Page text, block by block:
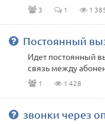
3 1 1
Постоянный
Идет постоянный
связь между
1 1 428
звонки через